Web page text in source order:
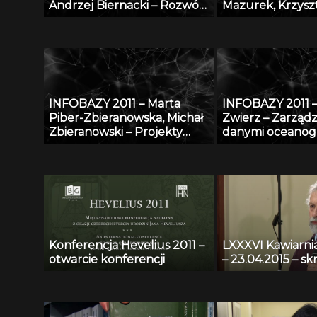
Andrzej Biernacki – Rozwój
ochrony człowieka w
środowisku pracy
Mazurek,
Węglarz,
– Raportowanie
regionalnego
o bazę
przypadków
INFOBAZY 2011 – Marta
Piber-Zbieranowska, Michał
Zbieranowski – Projekty
przy użyciu systemu GIS:
Mazowsze i woj. kaliskie do
końca XVI w.
INFOBAZY 2011
Zwierz –
danymi
Danych
Konferencja Hevelius 2011 –
otwarcie konferencji
LXXXVI
– 23.04.2015 –